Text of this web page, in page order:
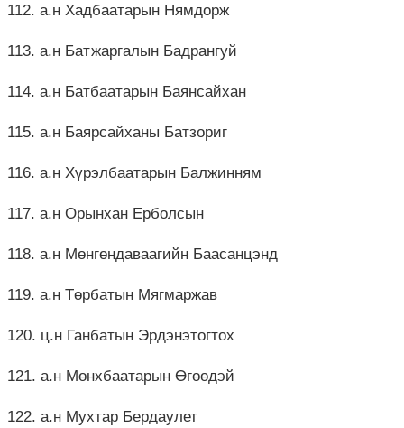
112. а.н Хадбаатарын Нямдорж
113. а.н Батжаргалын Бадрангуй
114. а.н Батбаатарын Баянсайхан
115. а.н Баярсайханы Батзориг
116. а.н Хүрэлбаатарын Балжинням
117. а.н Орынхан Ерболсын
118. а.н Мөнгөндаваагийн Баасанцэнд
119. а.н Төрбатын Мягмаржав
120. ц.н Ганбатын Эрдэнэтогтох
121. а.н Мөнхбаатарын Өгөөдэй
122. а.н Мухтар Бердаулет